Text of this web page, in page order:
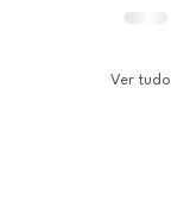
Ver tudo